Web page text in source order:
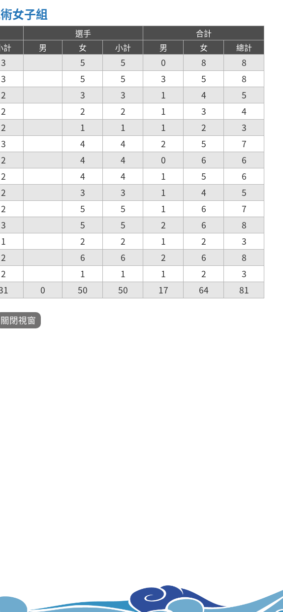
女子組
選手
合計
計 男 女 小計 男 女 總計
3 5 5 0 8
8
3 5 5 3 5
8
2 3 3 1 4
5
2 2 2 1 3
4
2 1 1 1 2
3
3 4 4 2 5
7
2 4 4 0 6
6
2 4 4 1 5
6
2 3 3 1 4
5
2 5 5 1 6
7
3 5 5 2 6
8
1 2 2 1 2
3
2 6 6 2 6
8
2 1 1 1 2
3
0 50 50 17 64 81